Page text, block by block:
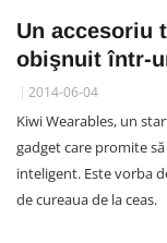
Un accesoriu
obişnuit într-
2014-06-04
Kiwi Wearables, un
gadget care promite
inteligent. Este vorba
de cureaua de la ceas.